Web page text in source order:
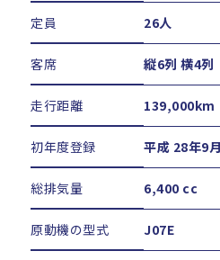
定員 26人
客席 縦6列 横4列
走行距離 139,000km
初年度登録 平成 28年9月
総排気量 6,400 cc
原動機の型式 J07E